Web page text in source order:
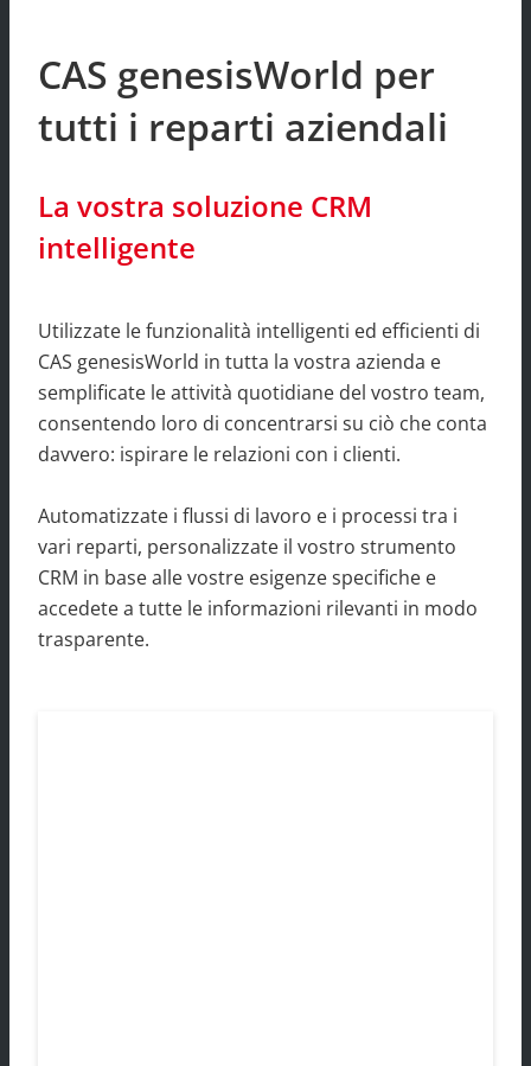
CAS genesisWorld per
tutti i reparti aziendali
La vostra soluzione CRM
intelligente
Utilizzate le funzionalità intelligenti ed efficienti di
CAS genesisWorld in tutta la vostra azienda e
semplificate le attività quotidiane del vostro team,
consentendo loro di concentrarsi su ciò che conta
davvero: ispirare le relazioni con i clienti.
Automatizzate i flussi di lavoro e i processi tra i
vari reparti, personalizzate il vostro strumento
CRM in base alle vostre esigenze specifiche e
accedete a tutte le informazioni rilevanti in modo
trasparente.